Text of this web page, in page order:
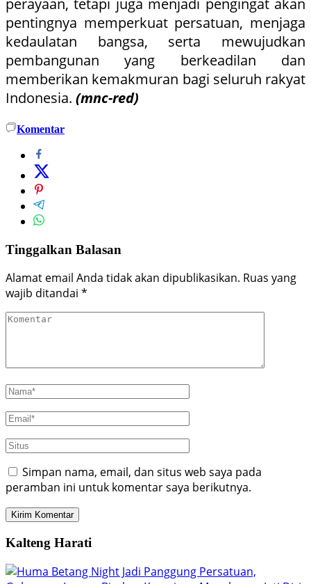
pentingnya memperkuat persatuan, menjaga
kedaulatan bangsa, serta mewujudkan
pembangunan yang berkeadilan dan
memberikan kemakmuran bagi seluruh rakyat
Indonesia. (mnc-red)
Komentar
Tinggalkan Balasan
Alamat email Anda tidak akan dipublikasikan. Ruas yang
wajib ditandai *
Simpan nama, email, dan situs web saya pada
peramban ini untuk komentar saya berikutnya.
Kalteng Harati